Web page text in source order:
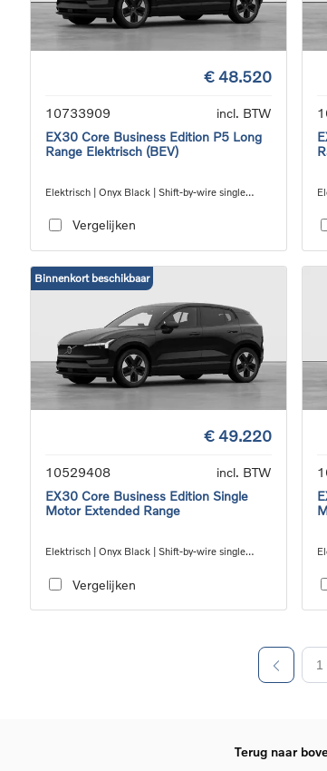
€ 48.520
10733909
incl. BTW
EX30 Core Business Edition P5 Long
Range Elektrisch (BEV)
Elektrisch | Onyx Black | Shift-by-wire single
Vergelijken
Binnenkort beschikbaar
€ 49.220
10529408
incl. BTW
EX30 Core Business Edition Single
Motor Extended Range
Elektrisch | Onyx Black | Shift-by-wire single
Vergelijken
1
Terug naar